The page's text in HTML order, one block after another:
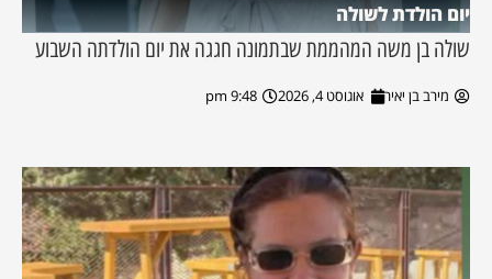
יום הולדת לשולה
שולה בן משה המהממת שבתמונה חגגה את יום הולדתה השבוע
מירב בן יאיר אוגוסט 4, 2026 9:48 pm